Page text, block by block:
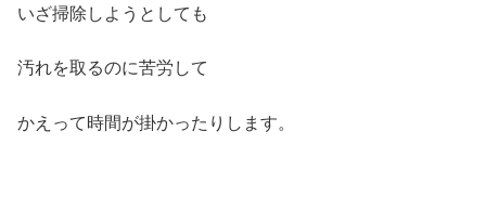
いざ掃除しようとしても
汚れを取るのに苦労して
かえって時間が掛かったりします。